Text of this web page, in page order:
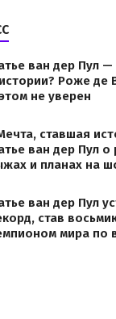
ван дер Пул
Роже де
не уверен
ставшая
ван дер Пул о
и планах на
ван дер Пул
став
мира по